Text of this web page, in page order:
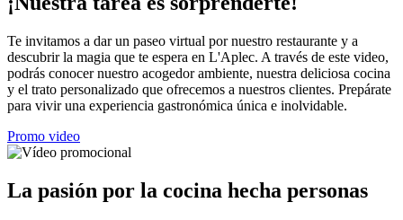
Te invitamos a dar un paseo virtual por nuestro restaurante y a
descubrir la magia que te espera en L'Aplec. A través de este video,
podrás conocer nuestro acogedor ambiente, nuestra deliciosa cocina
y el trato personalizado que ofrecemos a nuestros clientes. Prepárate
para vivir una experiencia gastronómica única e inolvidable.
Promo video
La pasión por la cocina hecha personas